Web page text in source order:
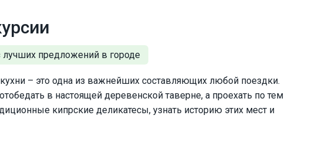
– это одна из важнейших составляющих любой поездки.
в настоящей деревенской таверне, а проехать по тем
кипрские деликатесы, узнать историю этих мест и